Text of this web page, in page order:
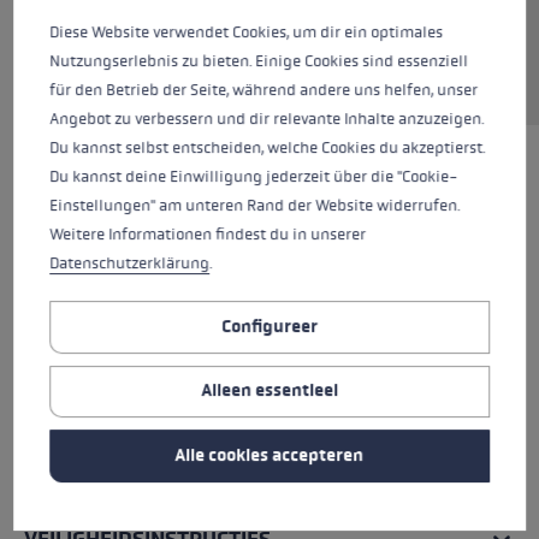
Service aanvragen
ALLE SPECIFICATIES
Diese Website verwendet Cookies, um dir ein optimales
Nutzungserlebnis zu bieten. Einige Cookies sind essenziell
für den Betrieb der Seite, während andere uns helfen, unser
Angebot zu verbessern und dir relevante Inhalte anzuzeigen.
Du kannst selbst entscheiden, welche Cookies du akzeptierst.
Du kannst deine Einwilligung jederzeit über die "Cookie-
Einstellungen" am unteren Rand der Website widerrufen.
Weitere Informationen findest du in unserer
Datenschutzerklärung.
Configureer
Alleen essentieel
Alle cookies accepteren